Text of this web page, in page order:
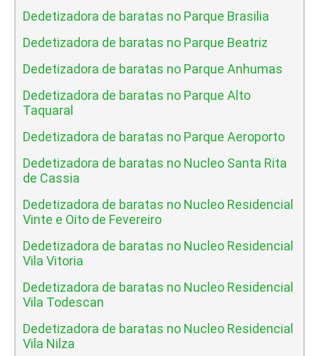
Dedetizadora de baratas no Parque Brasilia
Dedetizadora de baratas no Parque Beatriz
Dedetizadora de baratas no Parque Anhumas
Dedetizadora de baratas no Parque Alto
Taquaral
Dedetizadora de baratas no Parque Aeroporto
Dedetizadora de baratas no Nucleo Santa Rita
de Cassia
Dedetizadora de baratas no Nucleo Residencial
Vinte e Oito de Fevereiro
Dedetizadora de baratas no Nucleo Residencial
Vila Vitoria
Dedetizadora de baratas no Nucleo Residencial
Vila Todescan
Dedetizadora de baratas no Nucleo Residencial
Vila Nilza